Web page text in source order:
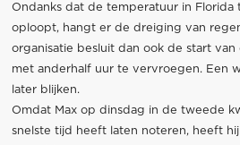
Ondanks dat de temperatuur in
oploopt, hangt er de dreiging van
organisatie besluit dan ook de start
met anderhalf uur te vervroegen. Een
later blijken.
Omdat Max op dinsdag in de tweede
snelste tijd heeft laten noteren, heeft